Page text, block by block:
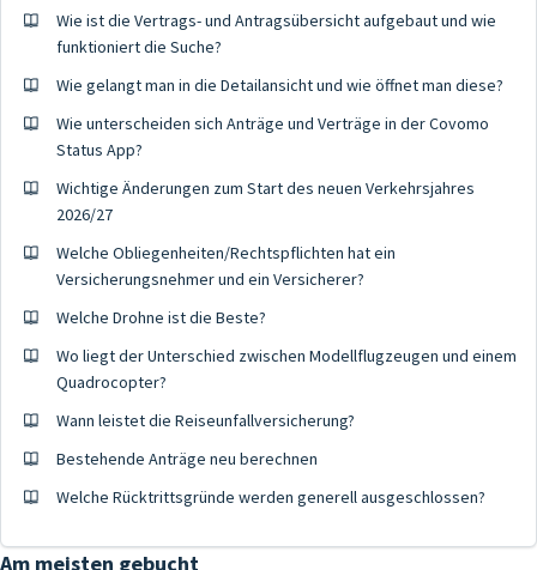
Wie ist die Vertrags- und Antragsübersicht aufgebaut und wie
funktioniert die Suche?
Wie gelangt man in die Detailansicht und wie öffnet man diese?
Wie unterscheiden sich Anträge und Verträge in der Covomo
Status App?
Wichtige Änderungen zum Start des neuen Verkehrsjahres
2026/27
Welche Obliegenheiten/Rechtspflichten hat ein
Versicherungsnehmer und ein Versicherer?
Welche Drohne ist die Beste?
Wo liegt der Unterschied zwischen Modellflugzeugen und einem
Quadrocopter?
Wann leistet die Reiseunfallversicherung?
Bestehende Anträge neu berechnen
Welche Rücktrittsgründe werden generell ausgeschlossen?
Am meisten gebucht